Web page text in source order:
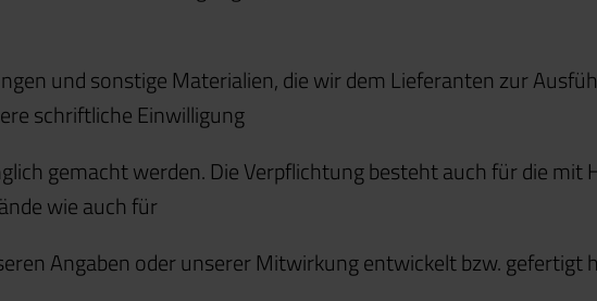
und sonstige Materialien, die wir dem Lieferanten zur
schriftliche Einwilligung
gemacht werden. Die Verpflichtung besteht auch für die mit
wie auch für
Angaben oder unserer Mitwirkung entwickelt bzw. gefertigt